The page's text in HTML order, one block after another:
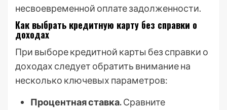
несвоевременной оплате задолженности.
Как выбрать кредитную карту без справки о
доходах
При выборе кредитной карты без справки о
доходах следует обратить внимание на
несколько ключевых параметров:
Процентная ставка.Сравните